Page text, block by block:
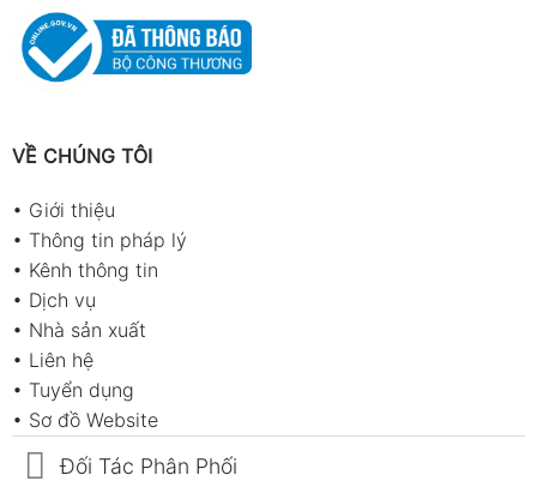
Power supply 3 × pin AAA 1.5V
Weight
Ứng dụng
GM1312 thích hợp dùng trong:
Đo nhiệt độ chất lỏng, hơi, khí trong môi
Đo thực phẩm – nấu luyện – chế biến nhiệt
độ cao.
VỀ CHÚNG TÔI
• Giới thiệu
• Thông tin pháp lý
• Kênh thông tin
• Dịch vụ
• Nhà sản xuất
• Liên hệ
• Tuyển dụng
• Sơ đồ Website
Đối Tác Phân Phối